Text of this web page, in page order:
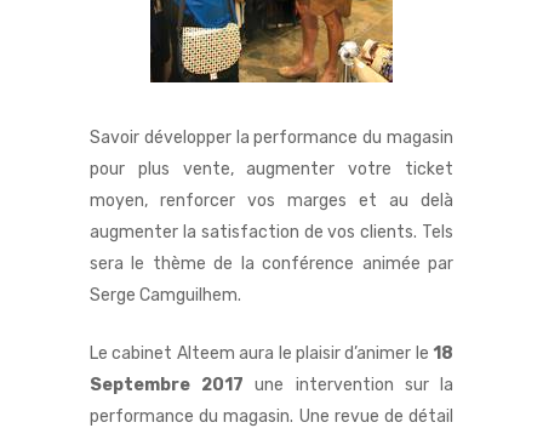
Savoir développer la performance du magasin
pour plus vente, augmenter votre ticket
moyen, renforcer vos marges et au delà
augmenter la satisfaction de vos clients. Tels
sera le thème de la conférence animée par
Serge Camguilhem.
Le cabinet Alteem aura le plaisir d’animer le 18
Septembre 2017 une intervention sur la
performance du magasin. Une revue de détail